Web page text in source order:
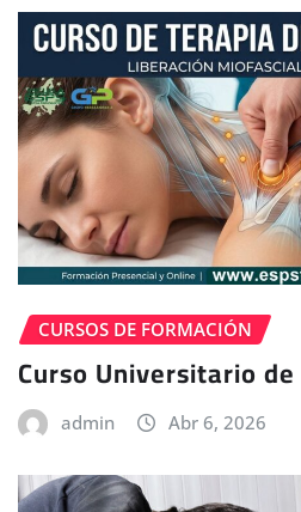
CURSOS DE FORMACIÓN
Curso Universitario
admin Abr 6, 2026